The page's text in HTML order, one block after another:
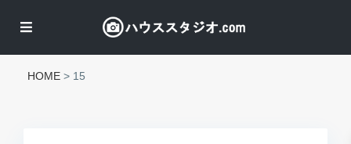
HOME > 15